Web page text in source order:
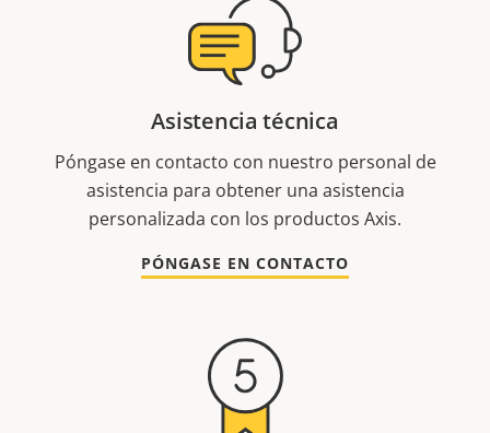
Asistencia técnica
Póngase en contacto con nuestro personal de
asistencia para obtener una asistencia
personalizada con los productos Axis.
PÓNGASE EN CONTACTO